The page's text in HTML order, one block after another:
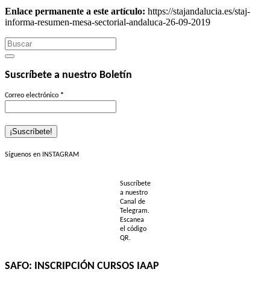
Enlace permanente a este artículo: https://stajandalucia.es/staj-
informa-resumen-mesa-sectorial-andaluca-26-09-2019
Search
for:
Suscríbete a nuestro Boletín
Correo electrónico *
Síguenos en INSTAGRAM
Suscríbete
a nuestro
Canal de
Telegram.
Escanea
el código
QR.
SAFO: INSCRIPCIÓN CURSOS IAAP